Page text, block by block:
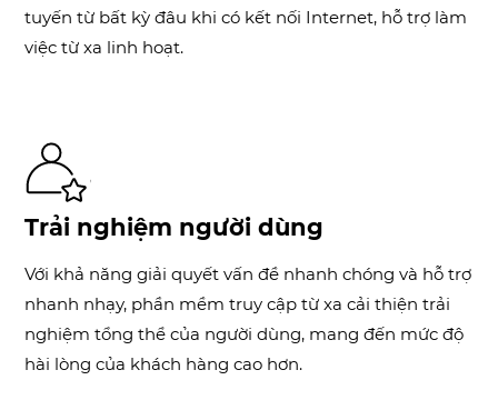
tuyến từ bất kỳ đâu khi có kết nối Internet, hỗ trợ làm
việc từ xa linh hoạt.
Trải nghiệm người dùng
Với khả năng giải quyết vấn đề nhanh chóng và hỗ trợ
nhanh nhạy, phần mềm truy cập từ xa cải thiện trải
nghiệm tổng thể của người dùng, mang đến mức độ
hài lòng của khách hàng cao hơn.